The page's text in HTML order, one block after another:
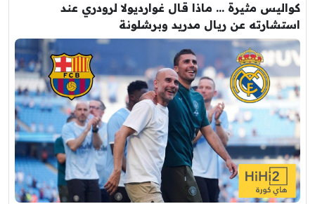
كواليس مثيرة … ماذا قال غوارديولا لرودري عند
استشارته عن ريال مدريد وبرشلونة